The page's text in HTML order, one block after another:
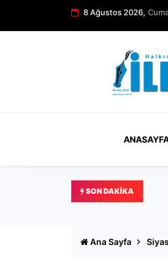
8 Ağustos 2026,
SON DAKIKA
Ana Sayfa